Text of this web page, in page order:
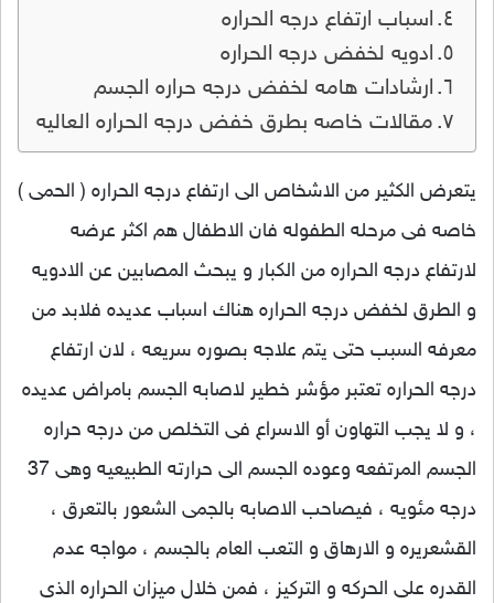
اسباب ارتفاع درجه الحراره
ادويه لخفض درجه الحراره
ارشادات هامه لخفض درجه حراره الجسم
مقالات خاصه بطرق خفض درجه الحراره العاليه
يتعرض الكثير من الاشخاص الى ارتفاع درجه الحراره ( الحمى )
خاصه فى مرحله الطفوله فان الاطفال هم اكثر عرضه
لارتفاع درجه الحراره من الكبار و يبحث المصابين عن الادويه
و الطرق لخفض درجه الحراره هناك اسباب عديده فلابد من
معرفه السبب حتى يتم علاجه بصوره سريعه ، لان ارتفاع
درجه الحراره تعتبر مؤشر خطير لاصابه الجسم بامراض عديده
، و لا يجب التهاون أو الاسراع فى التخلص من درجه حراره
الجسم المرتفعه وعوده الجسم الى حرارته الطبيعيه وهى 37
درجه مئويه ، فيصاحب الاصابه بالجمى الشعور بالتعرق ،
القشعريره و الارهاق و التعب العام بالجسم ، مواجه عدم
القدره على الحركه و التركيز ، فمن خلال ميزان الحراره الذى